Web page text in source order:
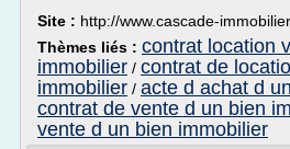
Site : http://www.cascade-
Thèmes liés : contrat location
immobilier / contrat de
immobilier / acte d achat d
contrat de vente d un bien
vente d un bien immobilier